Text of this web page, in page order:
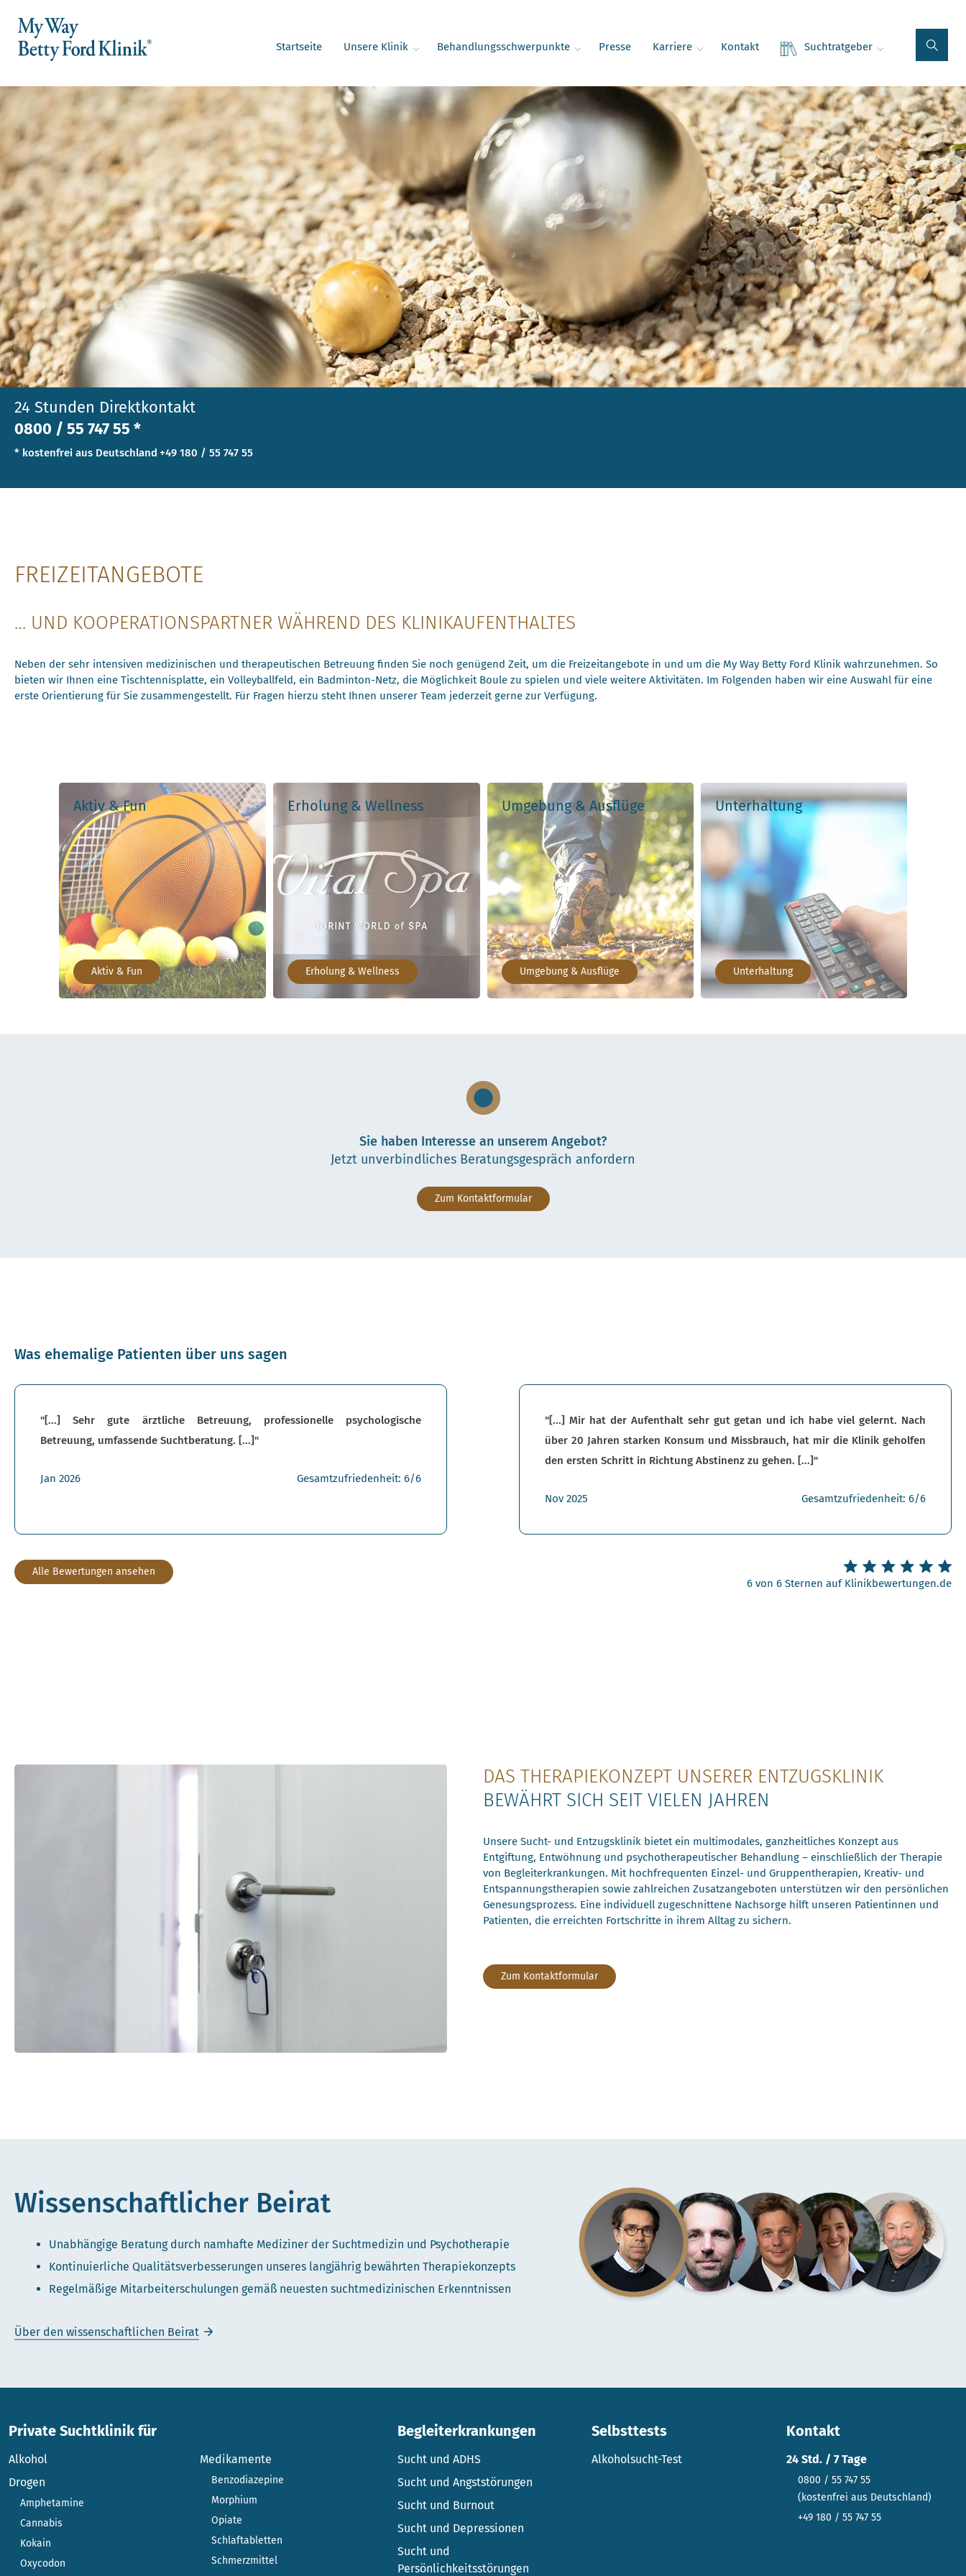
Startseite Unsere Klinik Behandlungsschwerpunkte Presse Karriere Kontakt Suchtratgeber
24 Stunden Direktkontakt
0800 / 55 747 55 *
* kostenfrei aus Deutschland +49 180 / 55 747 55
FREIZEITANGEBOTE
… UND KOOPERATIONSPARTNER WÄHREND DES KLINIKAUFENTHALTES
Neben der sehr intensiven medizinischen und therapeutischen Betreuung finden Sie noch genügend Zeit, um die Freizeitangebote in und um die My Way Betty Ford Klinik wahrzunehmen. So
bieten wir Ihnen eine Tischtennisplatte, ein Volleyballfeld, ein Badminton-Netz, die Möglichkeit Boule zu spielen und viele weitere Aktivitäten. Im Folgenden haben wir eine Auswahl für eine
erste Orientierung für Sie zusammengestellt. Für Fragen hierzu steht Ihnen unserer Team jederzeit gerne zur Verfügung.
Aktiv & Fun
Aktiv & Fun
Erholung & Wellness
Erholung & Wellness
Umgebung & Ausflüge
Umgebung & Ausflüge
Unterhaltung
Unterhaltung
Sie haben Interesse an unserem Angebot?
Jetzt unverbindliches Beratungsgespräch anfordern
Zum Kontaktformular
Was ehemalige Patienten über uns sagen
"[...] Sehr gute ärztliche Betreuung, professionelle psychologische
Betreuung, umfassende Suchtberatung. [...]"
Jan 2026 Gesamtzufriedenheit: 6/6
"[...] Mir hat der Aufenthalt sehr gut getan und ich habe viel gelernt. Nach
über 20 Jahren starken Konsum und Missbrauch, hat mir die Klinik geholfen
den ersten Schritt in Richtung Abstinenz zu gehen. [...]"
Nov 2025 Gesamtzufriedenheit: 6/6
Alle Bewertungen ansehen
6 von 6 Sternen auf Klinikbewertungen.de
DAS THERAPIEKONZEPT UNSERER ENTZUGSKLINIK
BEWÄHRT SICH SEIT VIELEN JAHREN
Unsere Sucht- und Entzugsklinik bietet ein multimodales, ganzheitliches Konzept aus
Entgiftung, Entwöhnung und psychotherapeutischer Behandlung – einschließlich der Therapie
von Begleiterkrankungen. Mit hochfrequenten Einzel- und Gruppentherapien, Kreativ- und
Entspannungstherapien sowie zahlreichen Zusatzangeboten unterstützen wir den persönlichen
Genesungsprozess. Eine individuell zugeschnittene Nachsorge hilft unseren Patientinnen und
Patienten, die erreichten Fortschritte in ihrem Alltag zu sichern.
Zum Kontaktformular
Wissenschaftlicher Beirat
Unabhängige Beratung durch namhafte Mediziner der Suchtmedizin und Psychotherapie
Kontinuierliche Qualitätsverbesserungen unseres langjährig bewährten Therapiekonzepts
Regelmäßige Mitarbeiterschulungen gemäß neuesten suchtmedizinischen Erkenntnissen
Über den wissenschaftlichen Beirat
Private Suchtklinik für
Alkohol
Drogen
Amphetamine
Cannabis
Kokain
Oxycodon
Medikamente
Benzodiazepine
Morphium
Opiate
Schlaftabletten
Schmerzmittel
Begleiterkrankungen
Sucht und ADHS
Sucht und Angststörungen
Sucht und Burnout
Sucht und Depressionen
Sucht und
Persönlichkeitsstörungen
Selbsttests
Alkoholsucht-Test
Kontakt
24 Std. / 7 Tage
0800 / 55 747 55
(kostenfrei aus Deutschland)
+49 180 / 55 747 55